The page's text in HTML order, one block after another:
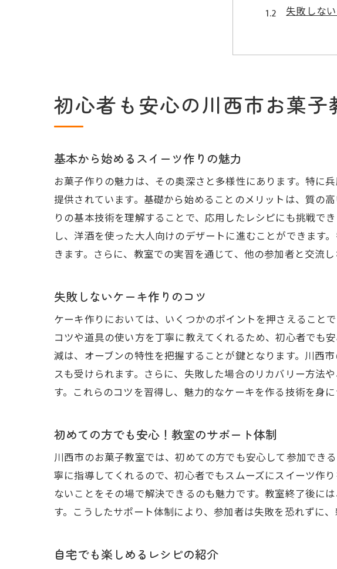
失敗しな
初めての
自宅でも
受講者の声
川西市で人気
レッスン
初心者で
お菓子作
地域密着
お菓子教室で
アルコー
大人向け
試食会で
家族や友
川西市のコミ
受講者同
口コミで
地域のフ
初心者も安心の川西市お菓
基本から始めるスイーツ作りの魅力
お菓子作りの魅力は、その奥深さと多様性にあります。特に
提供されています。基礎から始めることのメリットは、質の
りの基本技術を理解することで、応用したレシピにも挑戦で
し、洋酒を使った大人向けのデザートに進むことができます
きます。さらに、教室での実習を通じて、他の参加者と交流
失敗しないケーキ作りのコツ
ケーキ作りにおいては、いくつかのポイントを押さえること
コツや道具の使い方を丁寧に教えてくれるため、初心者でも
減は、オーブンの特性を把握することが鍵となります。川西
スも受けられます。さらに、失敗した場合のリカバリー方法
す。これらのコツを習得し、魅力的なケーキを作る技術を身
初めての方でも安心！教室のサポート体制
川西市のお菓子教室では、初めての方でも安心して参加でき
寧に指導してくれるので、初心者でもスムーズにスイーツ作
ないことをその場で解決できるのも魅力です。教室終了後に
す。こうしたサポート体制により、参加者は失敗を恐れずに
自宅でも楽しめるレシピの紹介